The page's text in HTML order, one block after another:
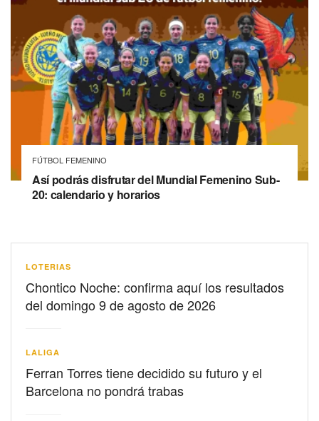
FÚTBOL FEMENINO
Así podrás disfrutar del Mundial Femenino Sub-
20: calendario y horarios
LOTERIAS
Chontico Noche: confirma aquí los resultados
del domingo 9 de agosto de 2026
LALIGA
Ferran Torres tiene decidido su futuro y el
Barcelona no pondrá trabas